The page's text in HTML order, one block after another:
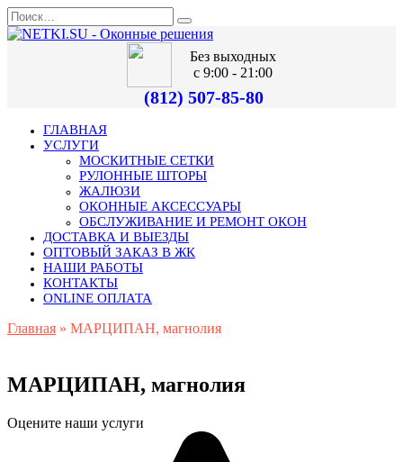
Без выходных
с 9:00 - 21:00
(812) 507-85-80
ГЛАВНАЯ
УСЛУГИ
МОСКИТНЫЕ СЕТКИ
РУЛОННЫЕ ШТОРЫ
ЖАЛЮЗИ
ОКОННЫЕ АКСЕССУАРЫ
ОБСЛУЖИВАНИЕ И РЕМОНТ ОКОН
ДОСТАВКА И ВЫЕЗДЫ
ОПТОВЫЙ ЗАКАЗ В ЖК
НАШИ РАБОТЫ
КОНТАКТЫ
ONLINE ОПЛАТА
Главная » МАРЦИПАН, магнолия
МАРЦИПАН, магнолия
Оцените наши услуги